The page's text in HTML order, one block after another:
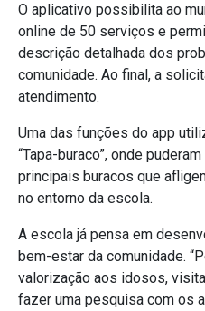
O aplicativo possibilita ao
online de 50 serviços e
descrição detalhada dos
comunidade. Ao final, a
atendimento.
Uma das funções do app
“Tapa-buraco”, onde
principais buracos que
no entorno da escola.
A escola já pensa em
bem-estar da comunidade.
valorização aos idosos,
fazer uma pesquisa com os